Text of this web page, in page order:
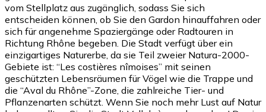
vom Stellplatz aus zugänglich, sodass Sie sich
entscheiden können, ob Sie den Gardon hinauffahren oder
sich für angenehme Spaziergänge oder Radtouren in
Richtung Rhône begeben. Die Stadt verfügt über ein
einzigartiges Naturerbe, da sie Teil zweier Natura-2000-
Gebiete ist: “Les costières nîmoises” mit seinen
geschützten Lebensräumen für Vögel wie die Trappe und
die “Aval du Rhône”-Zone, die zahlreiche Tier- und
Pflanzenarten schützt. Wenn Sie noch mehr Lust auf Natur